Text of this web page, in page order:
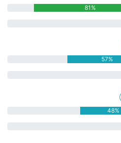
81%
57%
48%